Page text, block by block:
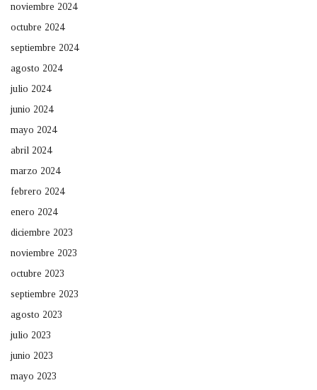
noviembre 2024
octubre 2024
septiembre 2024
agosto 2024
julio 2024
junio 2024
mayo 2024
abril 2024
marzo 2024
febrero 2024
enero 2024
diciembre 2023
noviembre 2023
octubre 2023
septiembre 2023
agosto 2023
julio 2023
junio 2023
mayo 2023